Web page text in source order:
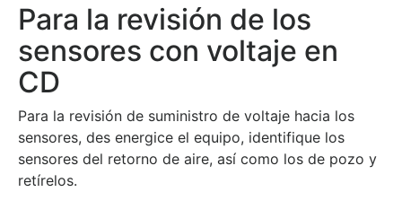
Para la revisión de los
sensores con voltaje en
CD
Para la revisión de suministro de voltaje hacia los
sensores, des energice el equipo, identifique los
sensores del retorno de aire, así como los de pozo y
retírelos.